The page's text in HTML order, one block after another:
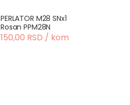
PERLATOR M28 SNx1
Rosan PPM28N
150,00 RSD / kom